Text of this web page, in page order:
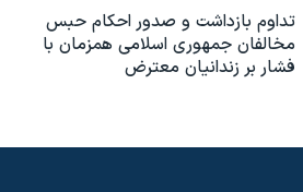
تداوم بازداشت و صدور احکام حبس
مخالفان جمهوری اسلامی همزمان با
فشار بر زندانیان معترض